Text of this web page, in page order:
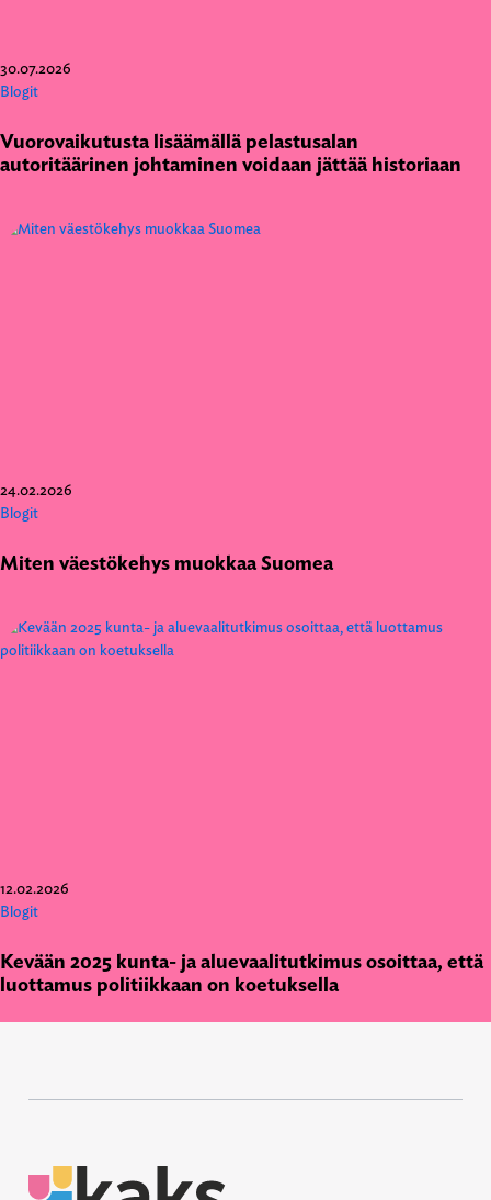
30.07.2026
Blogit
Vuorovaikutusta lisäämällä pelastusalan
autoritäärinen johtaminen voidaan jättää historiaan
24.02.2026
Blogit
Miten väestökehys muokkaa Suomea
12.02.2026
Blogit
Kevään 2025 kunta- ja aluevaalitutkimus osoittaa, että
luottamus politiikkaan on koetuksella